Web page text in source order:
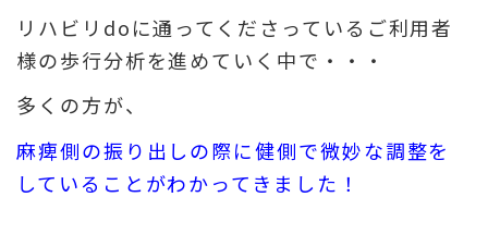
リハビリdoに通ってくださっているご利用者
様の歩行分析を進めていく中で・・・
多くの方が、
麻痺側の振り出しの際に健側で微妙な調整を
していることがわかってきました！